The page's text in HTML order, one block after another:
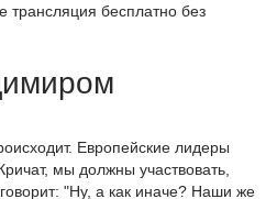
бесплатно без
Европейские лидеры
мы должны участвовать,
"Ну, а как иначе? Наши же